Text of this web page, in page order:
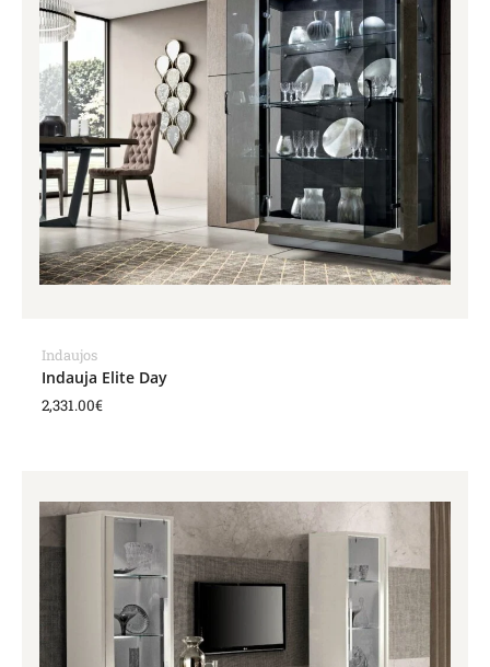
Indaujos
Indauja Elite Day
2,331.00€